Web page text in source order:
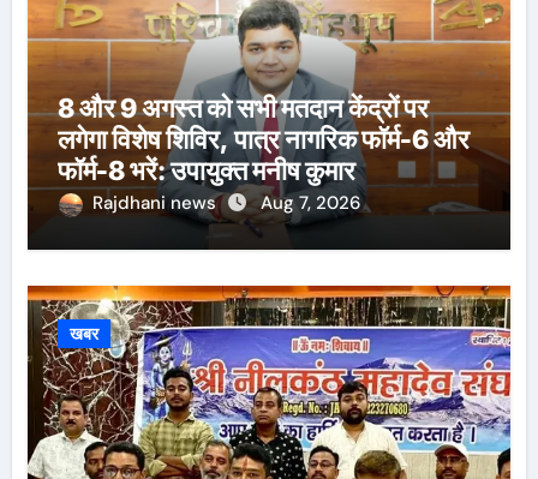
8 और 9 अगस्त को सभी मतदान केंद्रों पर
लगेगा विशेष शिविर, पात्र नागरिक फॉर्म-6 और
फॉर्म-8 भरें: उपायुक्त मनीष कुमार
Rajdhani news Aug 7, 2026
खबर